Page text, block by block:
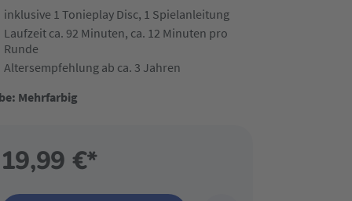
inklusive 1 Tonieplay Disc, 1 Spielanleitung
Laufzeit ca. 92 Minuten, ca. 12 Minuten pro
Runde
Altersempfehlung ab ca. 3 Jahren
Mehrfarbig
19,99 €*